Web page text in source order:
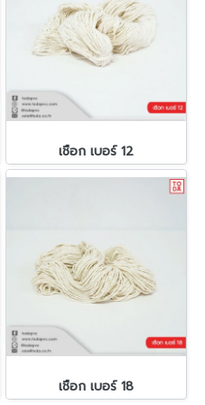
เชือก เบอร์ 12
เชือก เบอร์ 18